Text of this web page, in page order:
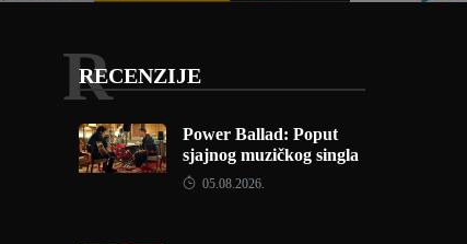
RECENZIJE
R
Power Ballad: Poput
sjajnog muzičkog singla
05.08.2026.